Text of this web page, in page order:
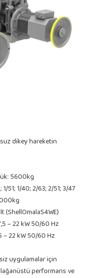
dikey hareketin
5600kg
51; 1/40; 2/63; 2/51; 3/47
(ShellOmalaS4WE)
– 22 kW 50/60 Hz
– 22 kW 50/60 Hz
uygulamalar için
performans ve